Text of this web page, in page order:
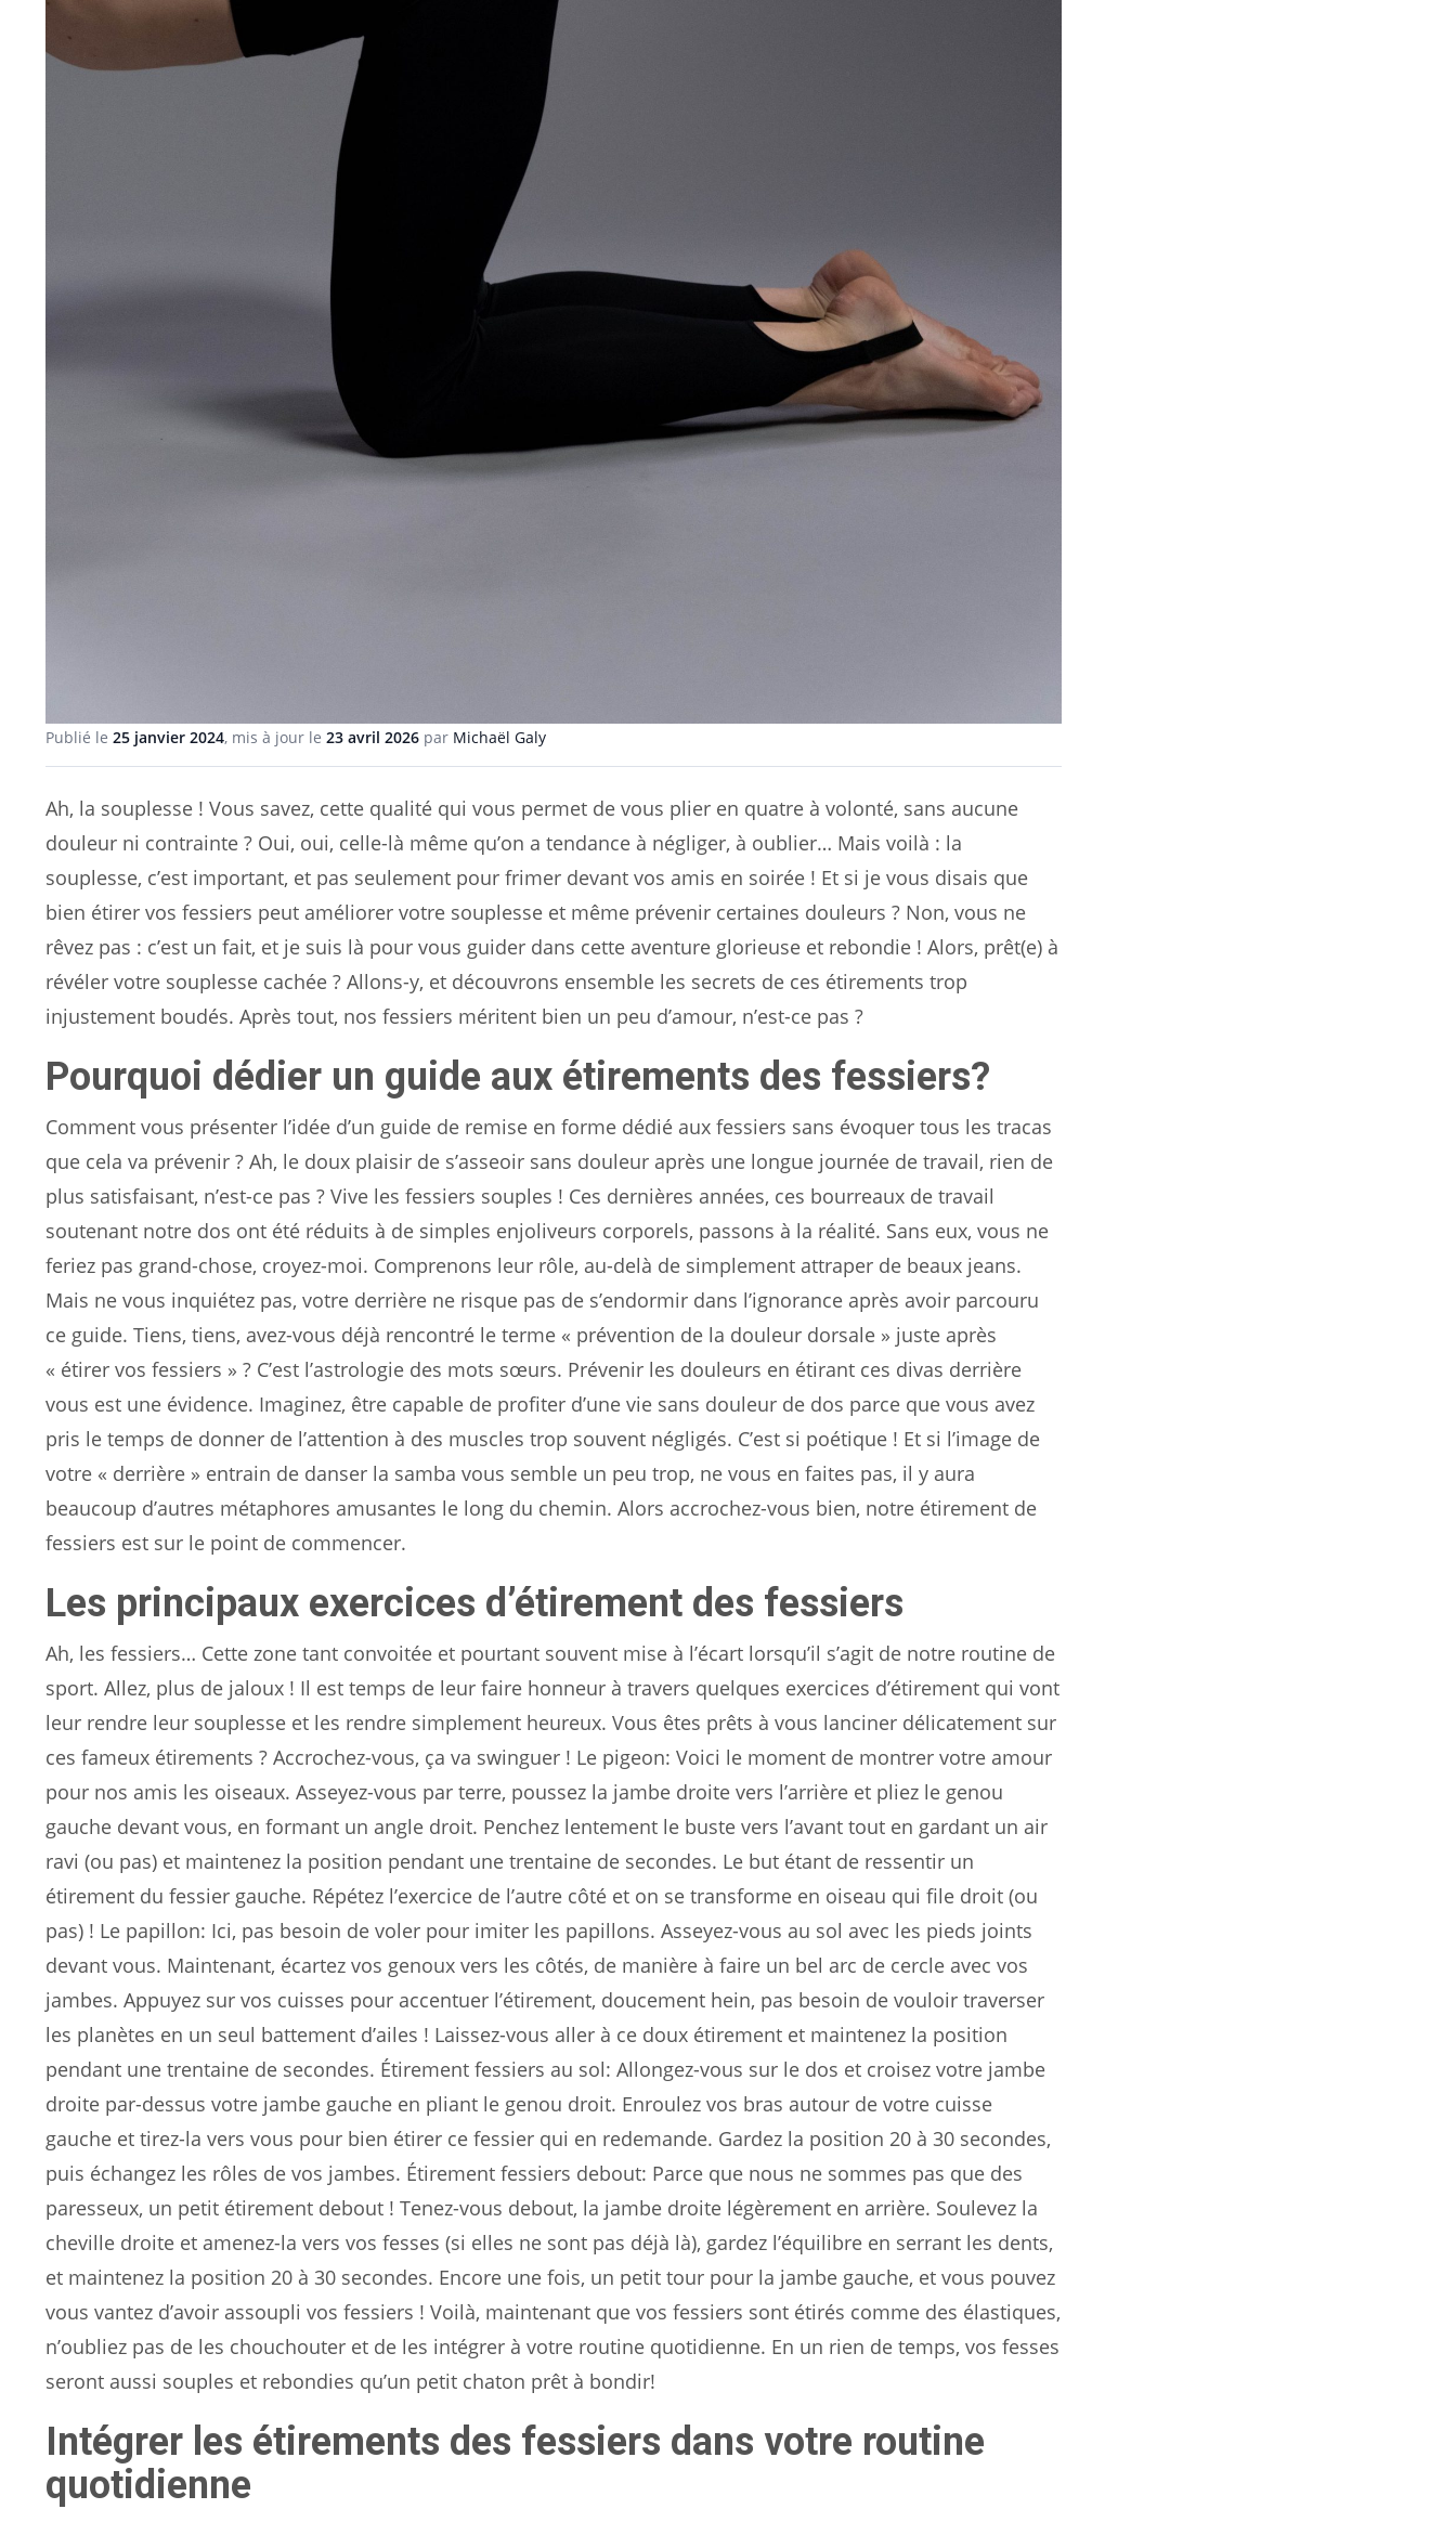
Publié le 25 janvier 2024, mis à jour le 23 avril 2026 par Michaël Galy
Ah, la souplesse ! Vous savez, cette qualité qui vous permet de vous plier en quatre à volonté, sans aucune
douleur ni contrainte ? Oui, oui, celle-là même qu’on a tendance à négliger, à oublier… Mais voilà : la
souplesse, c’est important, et pas seulement pour frimer devant vos amis en soirée ! Et si je vous disais que
bien étirer vos fessiers peut améliorer votre souplesse et même prévenir certaines douleurs ? Non, vous ne
rêvez pas : c’est un fait, et je suis là pour vous guider dans cette aventure glorieuse et rebondie ! Alors, prêt(e) à
révéler votre souplesse cachée ? Allons-y, et découvrons ensemble les secrets de ces étirements trop
injustement boudés. Après tout, nos fessiers méritent bien un peu d’amour, n’est-ce pas ?
Pourquoi dédier un guide aux étirements des fessiers?
Comment vous présenter l’idée d’un guide de remise en forme dédié aux fessiers sans évoquer tous les tracas
que cela va prévenir ? Ah, le doux plaisir de s’asseoir sans douleur après une longue journée de travail, rien de
plus satisfaisant, n’est-ce pas ? Vive les fessiers souples ! Ces dernières années, ces bourreaux de travail
soutenant notre dos ont été réduits à de simples enjoliveurs corporels, passons à la réalité. Sans eux, vous ne
feriez pas grand-chose, croyez-moi. Comprenons leur rôle, au-delà de simplement attraper de beaux jeans.
Mais ne vous inquiétez pas, votre derrière ne risque pas de s’endormir dans l’ignorance après avoir parcouru
ce guide. Tiens, tiens, avez-vous déjà rencontré le terme « prévention de la douleur dorsale » juste après
« étirer vos fessiers » ? C’est l’astrologie des mots sœurs. Prévenir les douleurs en étirant ces divas derrière
vous est une évidence. Imaginez, être capable de profiter d’une vie sans douleur de dos parce que vous avez
pris le temps de donner de l’attention à des muscles trop souvent négligés. C’est si poétique ! Et si l’image de
votre « derrière » entrain de danser la samba vous semble un peu trop, ne vous en faites pas, il y aura
beaucoup d’autres métaphores amusantes le long du chemin. Alors accrochez-vous bien, notre étirement de
fessiers est sur le point de commencer.
Les principaux exercices d’étirement des fessiers
Ah, les fessiers… Cette zone tant convoitée et pourtant souvent mise à l’écart lorsqu’il s’agit de notre routine de
sport. Allez, plus de jaloux ! Il est temps de leur faire honneur à travers quelques exercices d’étirement qui vont
leur rendre leur souplesse et les rendre simplement heureux. Vous êtes prêts à vous lanciner délicatement sur
ces fameux étirements ? Accrochez-vous, ça va swinguer ! Le pigeon: Voici le moment de montrer votre amour
pour nos amis les oiseaux. Asseyez-vous par terre, poussez la jambe droite vers l’arrière et pliez le genou
gauche devant vous, en formant un angle droit. Penchez lentement le buste vers l’avant tout en gardant un air
ravi (ou pas) et maintenez la position pendant une trentaine de secondes. Le but étant de ressentir un
étirement du fessier gauche. Répétez l’exercice de l’autre côté et on se transforme en oiseau qui file droit (ou
pas) ! Le papillon: Ici, pas besoin de voler pour imiter les papillons. Asseyez-vous au sol avec les pieds joints
devant vous. Maintenant, écartez vos genoux vers les côtés, de manière à faire un bel arc de cercle avec vos
jambes. Appuyez sur vos cuisses pour accentuer l’étirement, doucement hein, pas besoin de vouloir traverser
les planètes en un seul battement d’ailes ! Laissez-vous aller à ce doux étirement et maintenez la position
pendant une trentaine de secondes. Étirement fessiers au sol: Allongez-vous sur le dos et croisez votre jambe
droite par-dessus votre jambe gauche en pliant le genou droit. Enroulez vos bras autour de votre cuisse
gauche et tirez-la vers vous pour bien étirer ce fessier qui en redemande. Gardez la position 20 à 30 secondes,
puis échangez les rôles de vos jambes. Étirement fessiers debout: Parce que nous ne sommes pas que des
paresseux, un petit étirement debout ! Tenez-vous debout, la jambe droite légèrement en arrière. Soulevez la
cheville droite et amenez-la vers vos fesses (si elles ne sont pas déjà là), gardez l’équilibre en serrant les dents,
et maintenez la position 20 à 30 secondes. Encore une fois, un petit tour pour la jambe gauche, et vous pouvez
vous vantez d’avoir assoupli vos fessiers ! Voilà, maintenant que vos fessiers sont étirés comme des élastiques,
n’oubliez pas de les chouchouter et de les intégrer à votre routine quotidienne. En un rien de temps, vos fesses
seront aussi souples et rebondies qu’un petit chaton prêt à bondir!
Intégrer les étirements des fessiers dans votre routine
quotidienne